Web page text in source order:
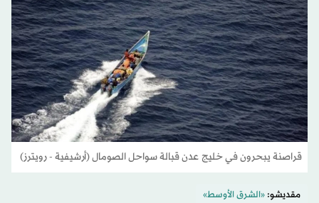
قراصنة يبحرون في خليج عدن قبالة سواحل الصومال (أرشيفية - رويترز)
مقديشو:«الشرق الأوسط»